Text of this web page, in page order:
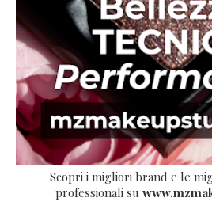
Scopri i migliori brand e le
professionali su